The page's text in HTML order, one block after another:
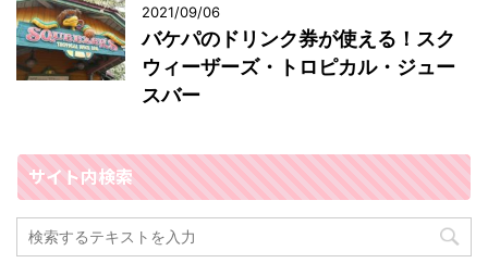
2021/09/06
バケパのドリンク券が使える！スク
ウィーザーズ・トロピカル・ジュー
スバー
サイト内検索